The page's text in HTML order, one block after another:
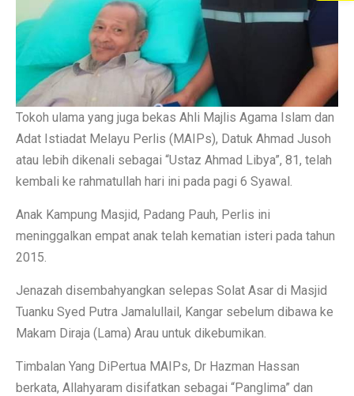
Tokoh ulama yang juga bekas Ahli Majlis Agama Islam dan
Adat Istiadat Melayu Perlis (MAIPs), Datuk Ahmad Jusoh
atau lebih dikenali sebagai “Ustaz Ahmad Libya”, 81, telah
kembali ke rahmatullah hari ini pada pagi 6 Syawal.
Anak Kampung Masjid, Padang Pauh, Perlis ini
meninggalkan empat anak telah kematian isteri pada tahun
2015.
Jenazah disembahyangkan selepas Solat Asar di Masjid
Tuanku Syed Putra Jamalullail, Kangar sebelum dibawa ke
Makam Diraja (Lama) Arau untuk dikebumikan.
Timbalan Yang DiPertua MAIPs, Dr Hazman Hassan
berkata, Allahyaram disifatkan sebagai “Panglima” dan